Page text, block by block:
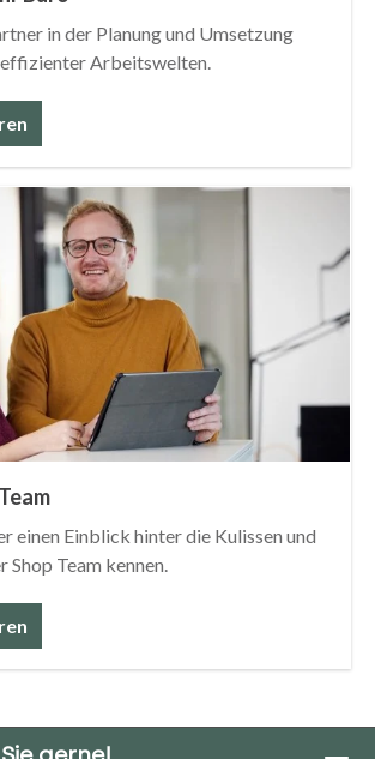
in der Planung und Umsetzung
Arbeitswelten.
einen Einblick hinter die Kulissen und
Shop Team kennen.